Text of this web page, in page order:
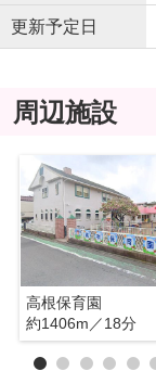
更新予定日
周辺施設
高根保育園
約1406m／18分